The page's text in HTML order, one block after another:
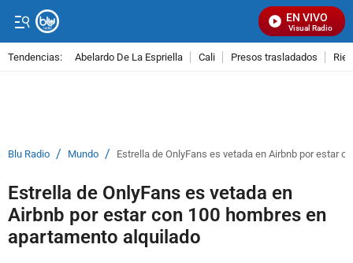
EN VIVO
Señal Visual Radio
Tendencias: Abelardo De La Espriella Cali Presos trasladados
Blu Radio / Mundo / Estrella de OnlyFans es vetada en Airbnb por estar
Estrella de OnlyFans es vetada en
Airbnb por estar con 100 hombres en
apartamento alquilado